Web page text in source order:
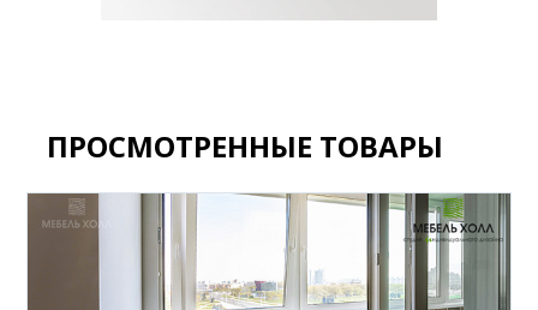
ПРОСМОТРЕННЫЕ ТОВАРЫ